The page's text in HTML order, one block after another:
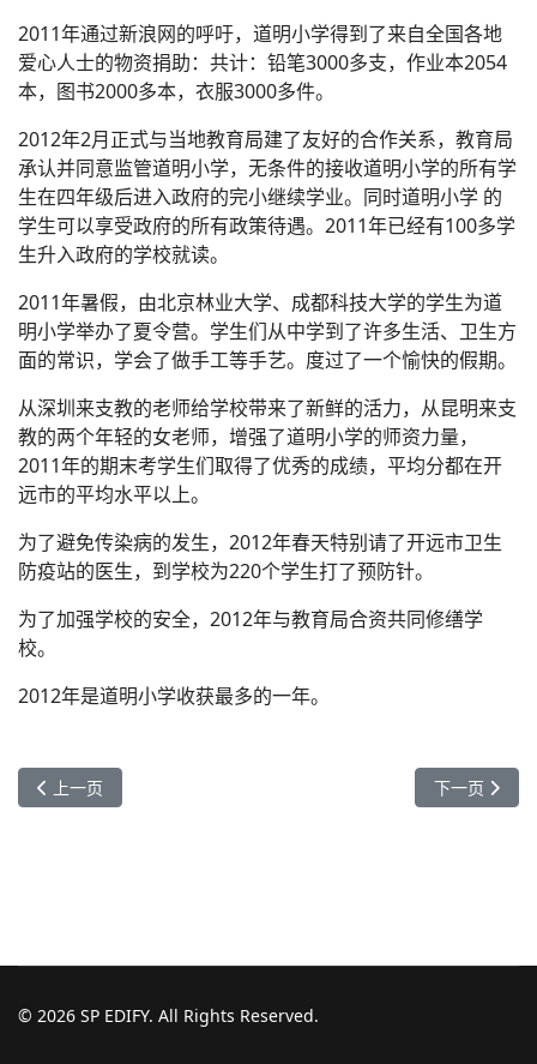
2011年通过新浪网的呼吁，道明小学得到了来自全国各地
爱心人士的物资捐助：共计：铅笔3000多支，作业本2054
本，图书2000多本，衣服3000多件。
2012年2月正式与当地教育局建了友好的合作关系，教育局
承认并同意监管道明小学，无条件的接收道明小学的所有学
生在四年级后进入政府的完小继续学业。同时道明小学 的
学生可以享受政府的所有政策待遇。2011年已经有100多学
生升入政府的学校就读。
2011年暑假，由北京林业大学、成都科技大学的学生为道
明小学举办了夏令营。学生们从中学到了许多生活、卫生方
面的常识，学会了做手工等手艺。度过了一个愉快的假期。
从深圳来支教的老师给学校带来了新鲜的活力，从昆明来支
教的两个年轻的女老师，增强了道明小学的师资力量，
2011年的期末考学生们取得了优秀的成绩，平均分都在开
远市的平均水平以上。
为了避免传染病的发生，2012年春天特别请了开远市卫生
防疫站的医生，到学校为220个学生打了预防针。
为了加强学校的安全，2012年与教育局合资共同修缮学
校。
2012年是道明小学收获最多的一年。
上一篇文章: 2016年秋季学期工作总结
上一页 下一篇文章
下一页
© 2026 SP EDIFY. All Rights Reserved.